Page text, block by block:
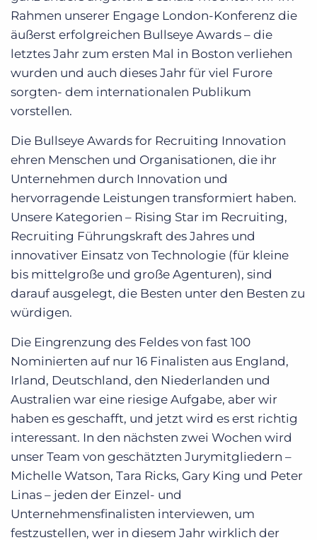
Rahmen unserer Engage London-Konferenz die
äußerst erfolgreichen Bullseye Awards – die
letztes Jahr zum ersten Mal in Boston verliehen
wurden und auch dieses Jahr für viel Furore
sorgten- dem internationalen Publikum
vorstellen.
Die Bullseye Awards for Recruiting Innovation
ehren Menschen und Organisationen, die ihr
Unternehmen durch Innovation und
hervorragende Leistungen transformiert haben.
Unsere Kategorien – Rising Star im Recruiting,
Recruiting Führungskraft des Jahres und
innovativer Einsatz von Technologie (für kleine
bis mittelgroße und große Agenturen), sind
darauf ausgelegt, die Besten unter den Besten zu
würdigen.
Die Eingrenzung des Feldes von fast 100
Nominierten auf nur 16 Finalisten aus England,
Irland, Deutschland, den Niederlanden und
Australien war eine riesige Aufgabe, aber wir
haben es geschafft, und jetzt wird es erst richtig
interessant. In den nächsten zwei Wochen wird
unser Team von geschätzten Jurymitgliedern –
Michelle Watson, Tara Ricks, Gary King und Peter
Linas – jeden der Einzel- und
Unternehmensfinalisten interviewen, um
festzustellen, wer in diesem Jahr wirklich der